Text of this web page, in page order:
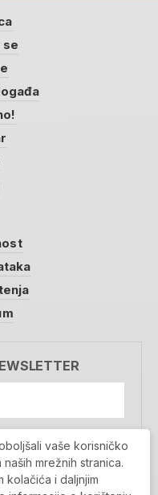
u bazu
MojaRijeka
vaše korisničko
mrežnih stranica.
kolačića i daljnjim